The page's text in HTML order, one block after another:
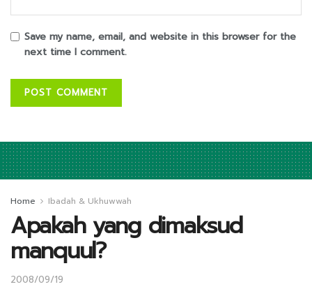
Save my name, email, and website in this browser for the
next time I comment.
Home Ibadah & Ukhuwwah
Apakah yang dimaksud
manquul?
2008/09/19